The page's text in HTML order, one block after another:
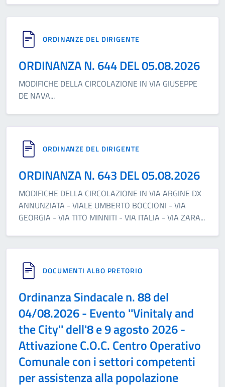
ORDINANZE DEL DIRIGENTE
ORDINANZA N. 644 DEL 05.08.2026
MODIFICHE DELLA CIRCOLAZIONE IN VIA GIUSEPPE
DE NAVA...
ORDINANZE DEL DIRIGENTE
ORDINANZA N. 643 DEL 05.08.2026
MODIFICHE DELLA CIRCOLAZIONE IN VIA ARGINE DX
ANNUNZIATA - VIALE UMBERTO BOCCIONI - VIA
GEORGIA - VIA TITO MINNITI - VIA ITALIA - VIA ZARA...
DOCUMENTI ALBO PRETORIO
Ordinanza Sindacale n. 88 del
04/08.2026 - Evento ''Vinitaly and
the City'' dell'8 e 9 agosto 2026 -
Attivazione C.O.C. Centro Operativo
Comunale con i settori competenti
per assistenza alla popolazione